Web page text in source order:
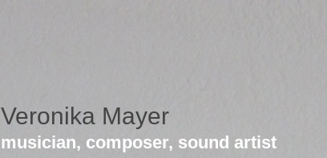
Veronika Mayer
musician, composer, sound artist